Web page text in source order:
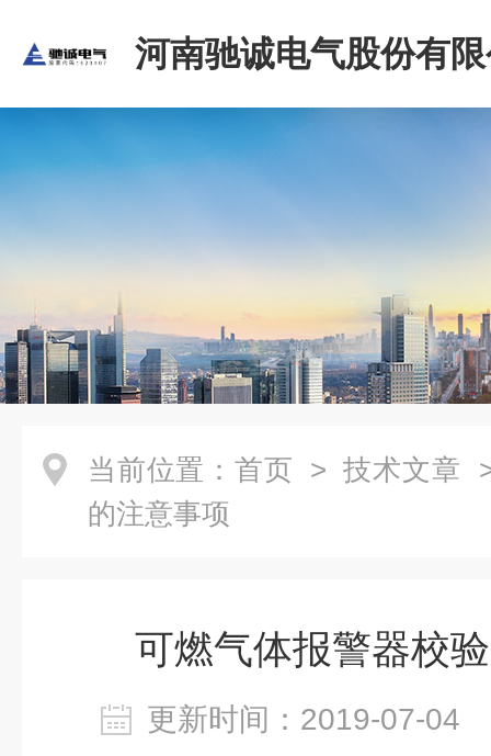
河南驰诚电气股份有
当前位置： 首页 > 技术文章
的注意事项
可燃气体报警器校
更新时间：2019-07-